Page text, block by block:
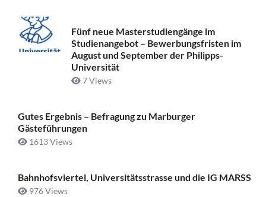
Fünf neue Masterstudiengänge im
Studienangebot – Bewerbungsfristen im
August und September der Philipps-
Universität
7 Views
Gutes Ergebnis – Befragung zu Marburger
Gästeführungen
1613 Views
Bahnhofsviertel, Universitätsstrasse und die IG MARSS
976 Views